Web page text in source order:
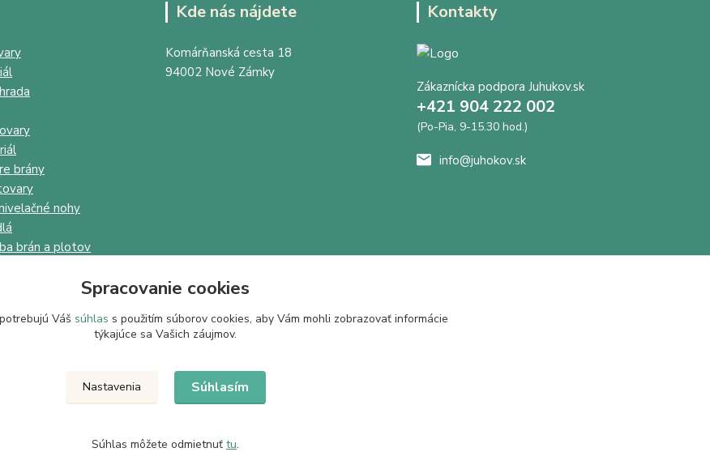
brány
nohy
brán a plotov
Kde nás nájdete
Komárňanská cesta 18
94002 Nové Zámky
Kontakty
Zákaznícka podpora Juhukov.sk
+421 904 222 002
(Po-Pia, 9-15.30 hod.)
info@juhokov.sk
Upravit sběr cookies.
Spracovanie cookies
Váš súhlas s použitím súborov cookies, aby Vám mohli zobrazovať informácie
týkajúce sa Vašich záujmov.
Nastavenia Súhlasím
Súhlas môžete odmietnuť tu.